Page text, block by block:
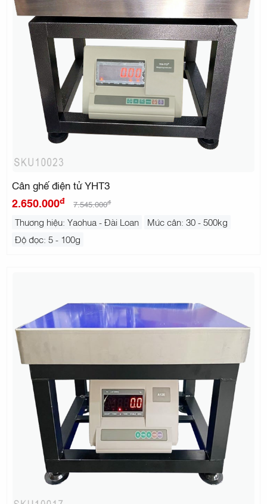
Cân ghế điện tử YHT3
2.650.000đ 7.545.000đ
Thương hiệu: Yaohua - Đài Loan
Mức cân: 30 - 500kg
Độ đọc: 5 - 100g